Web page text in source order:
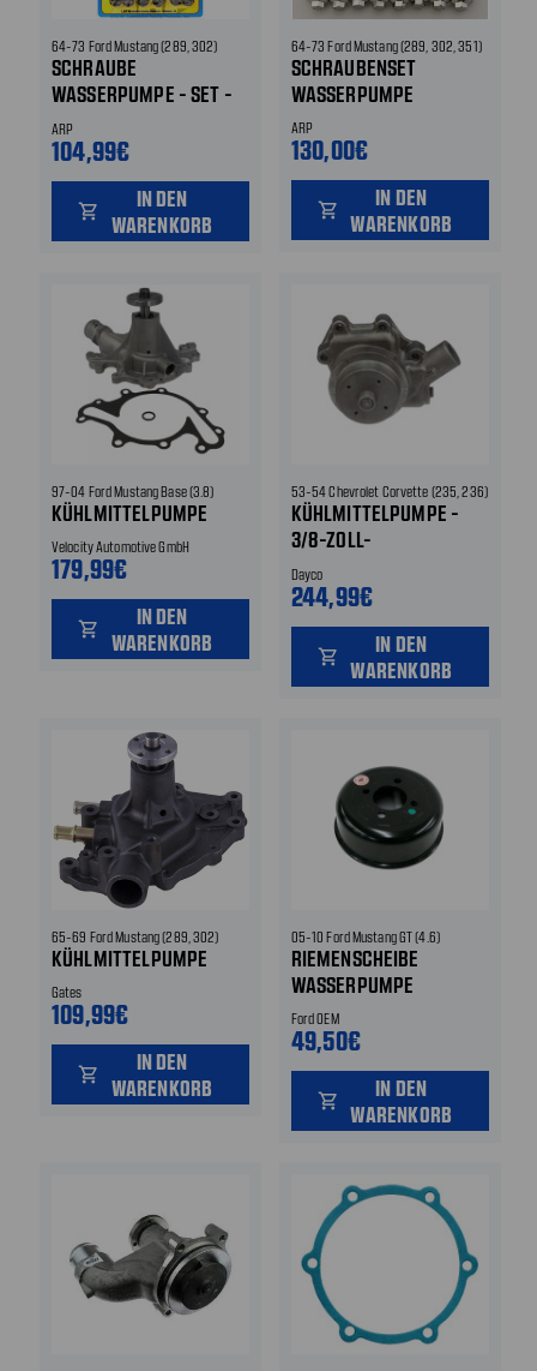
64-73 Ford Mustang (289, 302)
SCHRAUBE
WASSERPUMPE - SET -
ARP
ARP
104,99€
shopping_cart
IN DEN
WARENKORB
64-73 Ford Mustang (289, 302, 351)
SCHRAUBENSET
WASSERPUMPE
ARP
130,00€
shopping_cart
IN DEN
WARENKORB
97-04 Ford Mustang Base (3.8)
KÜHLMITTELPUMPE
Velocity Automotive GmbH
179,99€
shopping_cart
IN DEN
WARENKORB
53-54 Chevrolet Corvette (235, 236)
KÜHLMITTELPUMPE -
3/8-ZOLL-
RIEMENSCHEIBE
Dayco
244,99€
shopping_cart
IN DEN
WARENKORB
65-69 Ford Mustang (289, 302)
KÜHLMITTELPUMPE
Gates
109,99€
shopping_cart
IN DEN
WARENKORB
05-10 Ford Mustang GT (4.6)
RIEMENSCHEIBE
WASSERPUMPE
Ford OEM
49,50€
shopping_cart
IN DEN
WARENKORB